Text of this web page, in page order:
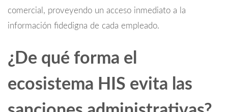
comercial, proveyendo un acceso inmediato a la
información fidedigna de cada empleado.
¿De qué forma el
ecosistema HIS evita las